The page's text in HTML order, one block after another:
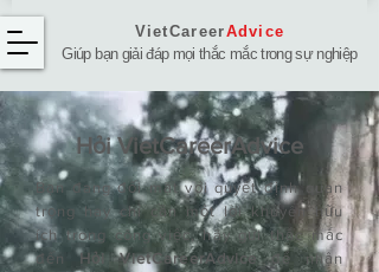
VietCareerAdvice
Giúp bạn giải đáp mọi thắc mắc trong sự nghiệp
Hỏi ​VietCareerAdvice
Bạn đang đối mặt với quyết định quan
trọng hay chỉ cần một lời khuyên hữu
ích trong công việc, hãy gửi thắc mắc
đếnHỏi VietCareerAdviceđể nhận